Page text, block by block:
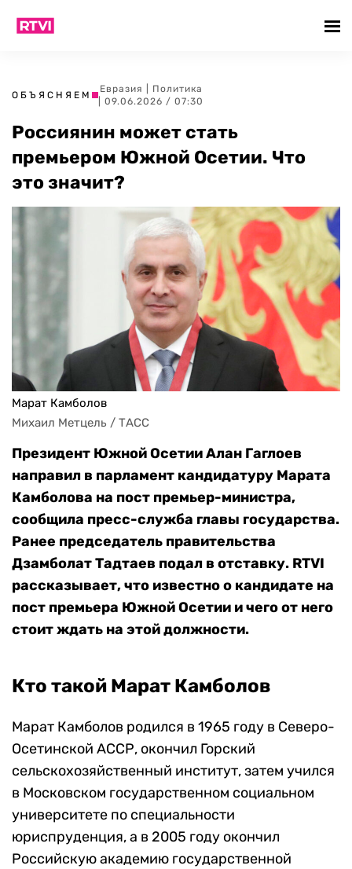
ОБЪЯСНЯЕМ
Евразия
Политика
| 09.06.2026 / 07:30
Россиянин может стать
премьером Южной Осетии. Что
это значит?
Марат Камболов
Михаил Метцель / ТАСС
Президент Южной Осетии Алан Гаглоев
направил в парламент кандидатуру Марата
Камболова на пост премьер-министра,
сообщила пресс-служба главы государства.
Ранее председатель правительства
Дзамболат Тадтаев подал в отставку. RTVI
рассказывает, что известно о кандидате на
пост премьера Южной Осетии и чего от него
стоит ждать на этой должности.
Кто такой Марат Камболов
Марат Камболов родился в 1965 году в Северо-
Осетинской АССР, окончил Горский
сельскохозяйственный институт, затем учился
в Московском государственном социальном
университете по специальности
юриспруденция, а в 2005 году окончил
Российскую академию государственной